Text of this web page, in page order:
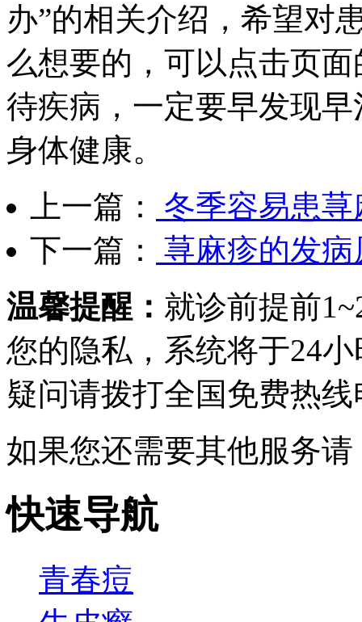
办”的相关介绍，希望对
么想要的，可以点击页
待疾病，一定要早发现
身体健康。
上一篇：
冬季容易患
下一篇：
荨麻疹的发
温馨提醒： 就诊前提前
您的隐私，系统将于24
疑问请拨打全国免费热线
如果您还需要其他服务
快速导航
青春痘